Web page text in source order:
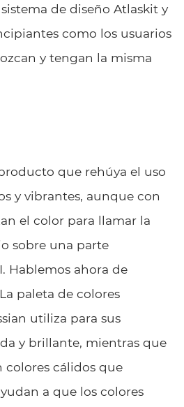
de diseño Atlaskit y
como los usuarios
y tengan la misma
que rehúya el uso
y vibrantes, aunque con
el color para llamar la
sobre una parte
Hablemos ahora de
paleta de colores
utiliza para sus
y brillante, mientras que
colores cálidos que
a que los colores